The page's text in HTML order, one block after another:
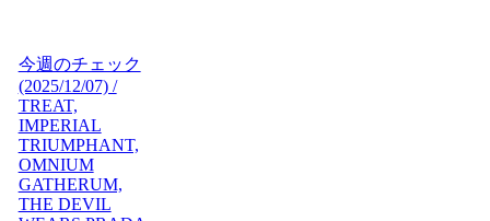
今週のチェック
(2025/12/07) /
TREAT,
IMPERIAL
TRIUMPHANT,
OMNIUM
GATHERUM,
THE DEVIL